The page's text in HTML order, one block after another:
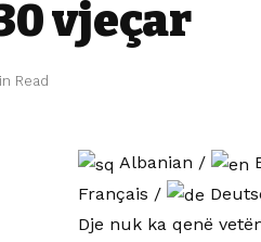
vjeçar
Read
Albanian /
Français /
Dje nuk ka qenë